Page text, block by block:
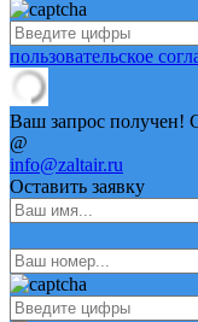
пользовательское
Ваш запрос получен!
@
info@zaltair.ru
Оставить заявку